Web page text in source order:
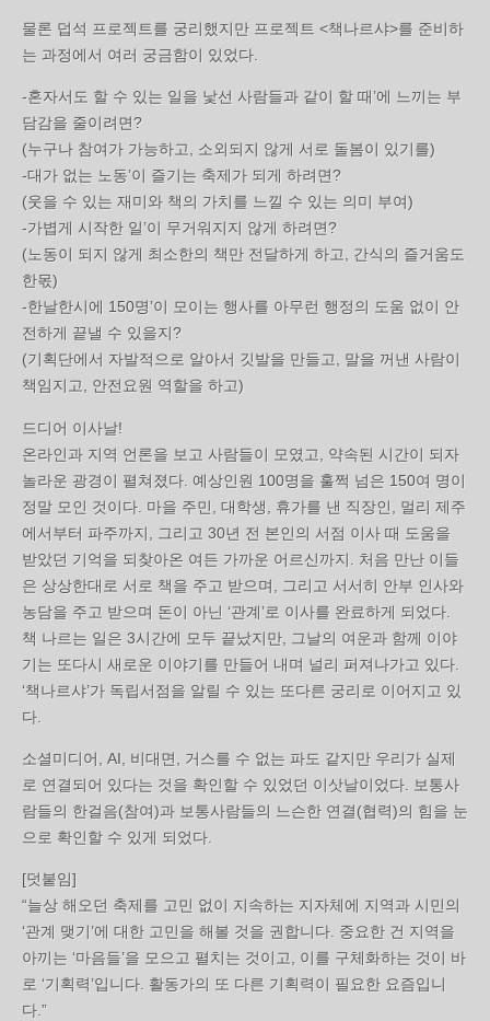
물론 덥석 프로젝트를 궁리했지만 프로젝트 <책나르샤>를 준비하
는 과정에서 여러 궁금함이 있었다.
-혼자서도 할 수 있는 일을 낯선 사람들과 같이 할 때’에 느끼는 부
담감을 줄이려면?
(누구나 참여가 가능하고, 소외되지 않게 서로 돌봄이 있기를)
-대가 없는 노동’이 즐기는 축제가 되게 하려면?
(웃을 수 있는 재미와 책의 가치를 느낄 수 있는 의미 부여)
-가볍게 시작한 일’이 무거워지지 않게 하려면?
(노동이 되지 않게 최소한의 책만 전달하게 하고, 간식의 즐거움도
한몫)
-한날한시에 150명’이 모이는 행사를 아무런 행정의 도움 없이 안
전하게 끝낼 수 있을지?
(기획단에서 자발적으로 알아서 깃발을 만들고, 말을 꺼낸 사람이
책임지고, 안전요원 역할을 하고)
드디어 이사날!
온라인과 지역 언론을 보고 사람들이 모였고, 약속된 시간이 되자
놀라운 광경이 펼쳐졌다. 예상인원 100명을 훌쩍 넘은 150여 명이
정말 모인 것이다. 마을 주민, 대학생, 휴가를 낸 직장인, 멀리 제주
에서부터 파주까지, 그리고 30년 전 본인의 서점 이사 때 도움을
받았던 기억을 되찾아온 여든 가까운 어르신까지. 처음 만난 이들
은 상상한대로 서로 책을 주고 받으며, 그리고 서서히 안부 인사와
농담을 주고 받으며 돈이 아닌 ‘관계’로 이사를 완료하게 되었다.
책 나르는 일은 3시간에 모두 끝났지만, 그날의 여운과 함께 이야
기는 또다시 새로운 이야기를 만들어 내며 널리 퍼져나가고 있다.
‘책나르샤’가 독립서점을 알릴 수 있는 또다른 궁리로 이어지고 있
다.
소셜미디어, AI, 비대면, 거스를 수 없는 파도 같지만 우리가 실제
로 연결되어 있다는 것을 확인할 수 있었던 이삿날이었다. 보통사
람들의 한걸음(참여)과 보통사람들의 느슨한 연결(협력)의 힘을 눈
으로 확인할 수 있게 되었다.
[덧붙임]
“늘상 해오던 축제를 고민 없이 지속하는 지자체에 지역과 시민의
‘관계 맺기’에 대한 고민을 해볼 것을 권합니다. 중요한 건 지역을
아끼는 ‘마음들’을 모으고 펼치는 것이고, 이를 구체화하는 것이 바
로 ‘기획력’입니다. 활동가의 또 다른 기획력이 필요한 요즘입니
다.”